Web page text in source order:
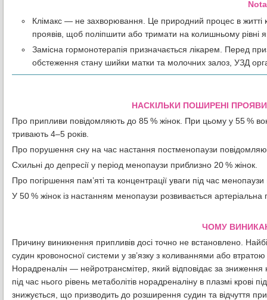
Клімакс — не захворювання. Це природний процес в житті
проявів, щоб поліпшити або тримати на колишньому рівні
Замісна гормонотерапія призначається лікарем. Перед
обстеження стану шийки матки та молочних залоз, УЗД
НАСКІЛЬКИ ПОШИРЕНІ
Про припливи повідомляють до 85 % жінок. При цьому у 55 %
тривають 4–5 років.
Про порушення сну на час настання постменопаузи
Схильні до депресії у період менопаузи приблизно 20 % жінок.
Про погіршення пам’яті та концентрації уваги під час
У 50 % жінок із настанням менопаузи розвивається артеріальна
ЧОМУ
Причину виникнення припливів досі точно не встановлено.
судин кровоносної системи у зв’язку з коливаннями або
Норадреналін — нейротрансмітер, який відповідає за
під час нього рівень метаболітів норадреналіну в плазмі крові
знижується, що призводить до розширення судин та відчуття